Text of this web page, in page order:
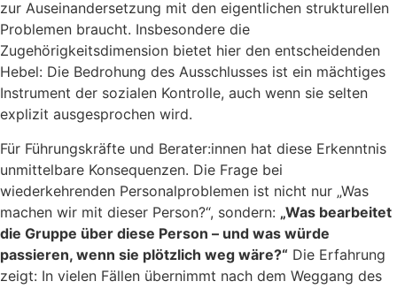
zur Auseinandersetzung mit den eigentlichen strukturellen
Problemen braucht. Insbesondere die
Zugehörigkeitsdimension bietet hier den entscheidenden
Hebel: Die Bedrohung des Ausschlusses ist ein mächtiges
Instrument der sozialen Kontrolle, auch wenn sie selten
explizit ausgesprochen wird.
Für Führungskräfte und Berater:innen hat diese Erkenntnis
unmittelbare Konsequenzen. Die Frage bei
wiederkehrenden Personalproblemen ist nicht nur „Was
machen wir mit dieser Person?“, sondern: „Was bearbeitet
die Gruppe über diese Person – und was würde
passieren, wenn sie plötzlich weg wäre?“ Die Erfahrung
zeigt: In vielen Fällen übernimmt nach dem Weggang des